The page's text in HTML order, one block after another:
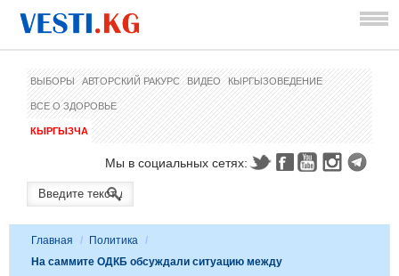
ВЫБОРЫ АВТОРСКИЙ РАКУРС ВИДЕО КЫРГЫЗОВЕДЕНИЕ
ВСЕ О ЗДОРОВЬЕ
КЫРГЫЗЧА
Мы в социальных сетях:
Главная / Политика /
На саммите ОДКБ обсуждали ситуацию между